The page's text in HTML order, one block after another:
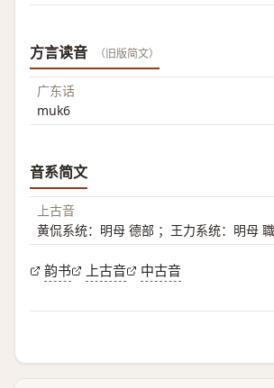
方言读音 （旧版简文）
广东话
muk6
音系简文
上古音
黄侃系统：明母 德部 ；王力系统：明母 職
韵书 上古音 中古音